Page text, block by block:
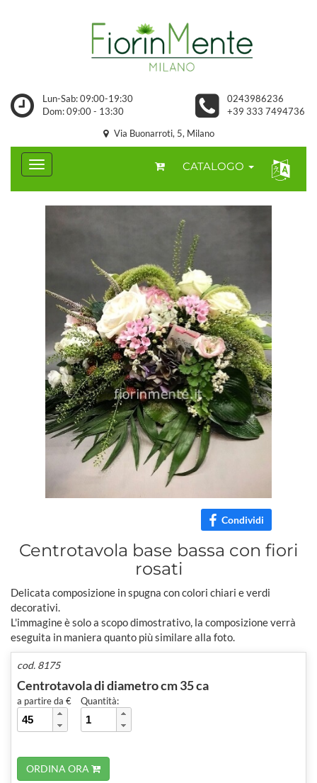
Lun-Sab: 09:00-19:30
Dom: 09:00 - 13:30
0243986236
+39 333 7494736
Via Buonarroti, 5, Milano
CATALOGO
Condividi
Centrotavola base bassa con fiori
rosati
Delicata composizione in spugna con colori chiari e verdi
decorativi.
L'immagine è solo a scopo dimostrativo, la composizione verrà
eseguita in maniera quanto più similare alla foto.
cod. 8175
Centrotavola di diametro cm 35 ca
a partire da € Quantità:
ORDINA ORA